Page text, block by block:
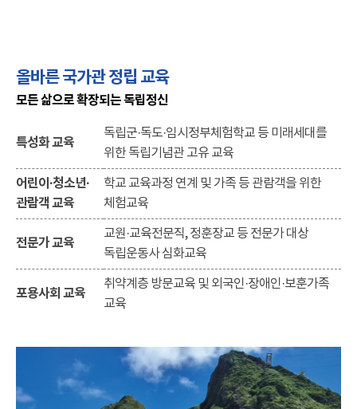
올바른 국가관 정립 교육
모든 삶으로 확장되는 독립정신
특성화 교육
독립군·독도·임시정부체험학교 등 미래세대를
위한 독립기념관 고유 교육
어린이·청소년·
관람객 교육
학교 교육과정 연계 및 가족 등 관람객을 위한
체험교육
전문가 교육
교원·교육전문직, 정훈장교 등 전문가 대상
독립운동사 심화교육
포용사회 교육
취약계층 방문교육 및 외국인·장애인·보훈가족
교육